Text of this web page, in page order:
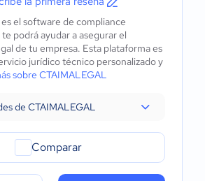
el software de compliance
podrá ayudar a asegurar el
de tu empresa. Esta plataforma es
jurídico técnico personalizado y
sobre CTAIMALEGAL
de CTAIMALEGAL
Comparar